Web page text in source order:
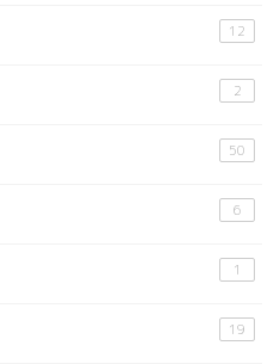
12
2
50
6
1
19